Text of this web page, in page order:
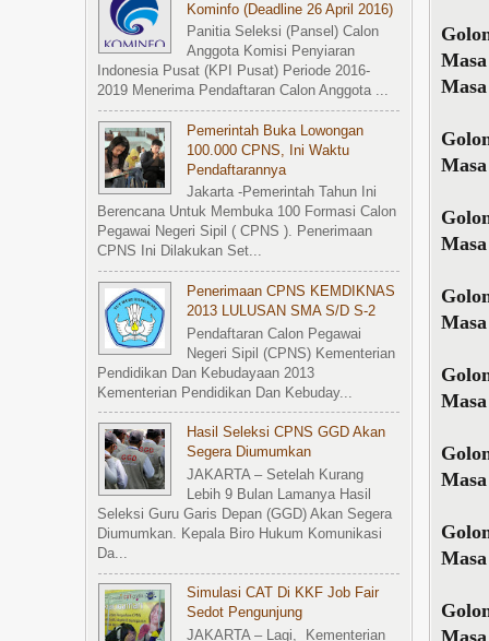
Kominfo (Deadline 26 April 2016)
Panitia Seleksi (Pansel) Calon
Anggota Komisi Penyiaran
Indonesia Pusat (KPI Pusat) Periode 2016-
2019 Menerima Pendaftaran Calon Anggota ...
Pemerintah Buka Lowongan
100.000 CPNS, Ini Waktu
Pendaftarannya
Jakarta -Pemerintah Tahun Ini
Berencana Untuk Membuka 100 Formasi Calon
Pegawai Negeri Sipil ( CPNS ). Penerimaan
CPNS Ini Dilakukan Set...
Penerimaan CPNS KEMDIKNAS
2013 LULUSAN SMA S/d S-2
Pendaftaran Calon Pegawai
Negeri Sipil (CPNS) Kementerian
Pendidikan Dan Kebudayaan 2013
Kementerian Pendidikan Dan Kebuday...
Hasil Seleksi CPNS GGD Akan
Segera Diumumkan
JAKARTA – Setelah Kurang
Lebih 9 Bulan Lamanya Hasil
Seleksi Guru Garis Depan (GGD) Akan Segera
Diumumkan. Kepala Biro Hukum Komunikasi
Da...
Simulasi CAT Di KKF Job Fair
Sedot Pengunjung
JAKARTA – Lagi, Kementerian